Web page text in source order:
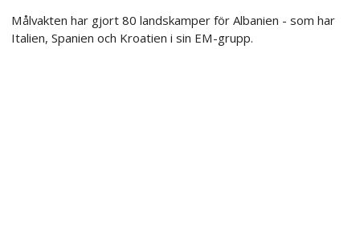
Målvakten har gjort 80 landskamper för Albanien - som har
Italien, Spanien och Kroatien i sin EM-grupp.